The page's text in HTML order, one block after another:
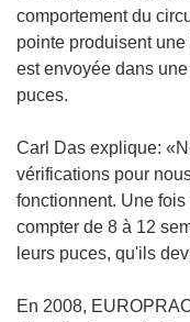
comportement du
pointe produisent
est envoyée dans
puces.
Carl Das explique:
vérifications pour
fonctionnent. Une
compter de 8 à 12
leurs puces, qu'ils
En 2008,